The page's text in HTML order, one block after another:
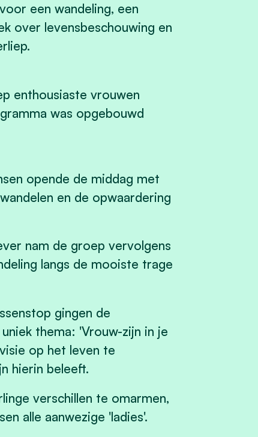
een wandeling, een
over levensbeschouwing en
enthousiaste vrouwen
was opgebouwd
opende de middag met
en de opwaardering
nam de groep vervolgens
langs de mooiste trage
gingen de
thema: 'Vrouw-zijn in je
op het leven te
hierin beleeft.
verschillen te omarmen,
alle aanwezige 'ladies'.